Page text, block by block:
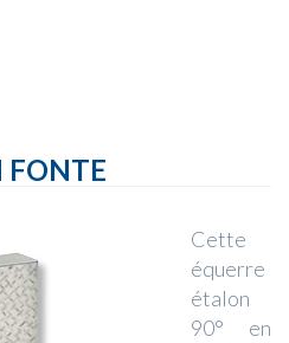
FONTE
Cette
équerre
étalon
90° en